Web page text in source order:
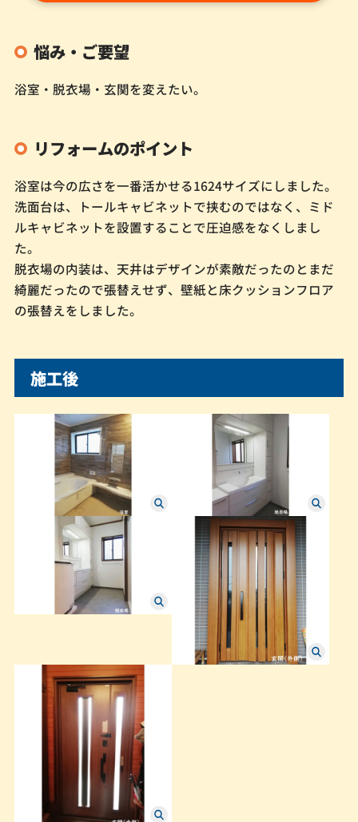
悩み・ご要望
浴室・脱衣場・玄関を変えたい。
リフォームのポイント
浴室は今の広さを一番活かせる1624サイズにしました。
洗面台は、トールキャビネットで挟むのではなく、ミド
ルキャビネットを設置することで圧迫感をなくしまし
た。
脱衣場の内装は、天井はデザインが素敵だったのとまだ
綺麗だったので張替えせず、壁紙と床クッションフロア
の張替えをしました。
施工後